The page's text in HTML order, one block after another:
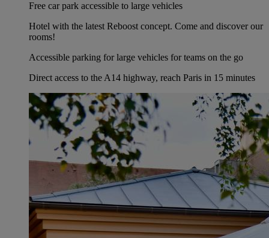
Free car park accessible to large vehicles
Hotel with the latest Reboost concept. Come and discover our
rooms!
Accessible parking for large vehicles for teams on the go
Direct access to the A14 highway, reach Paris in 15 minutes